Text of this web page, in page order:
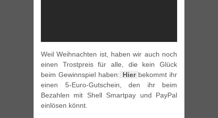
Weil Weihnachten ist, haben wir auch noch
einen Trostpreis für alle, die kein Glück
beim Gewinnspiel haben: Hier bekommt ihr
einen 5-Euro-Gutschein, den ihr beim
Bezahlen mit Shell Smartpay und PayPal
einlösen könnt.